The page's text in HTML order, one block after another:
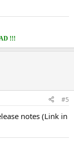
!!!
#5
notes (Link in